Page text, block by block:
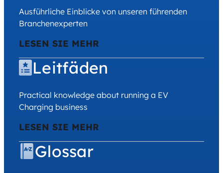
Ausführliche Einblicke von unseren führenden
Branchenexperten
LESEN SIE MEHR
Leitfäden
Practical knowledge about running a EV
Charging business
LESEN SIE MEHR
Glossar